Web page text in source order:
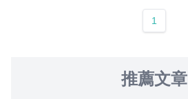
1
推薦文章